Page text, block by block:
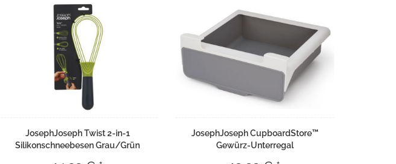
JosephJoseph Twist 2-in-1
Silikonschneebesen Grau/Grün
JosephJoseph CupboardStore™
Gewürz-Unterregal